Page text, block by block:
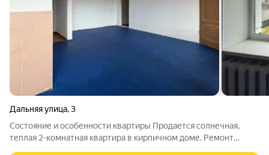
Дальняя улица,3
Состояние и особенности квартиры Продается солнечная,
теплая 2-комнатная квартира в кирпичном доме. Ремонт